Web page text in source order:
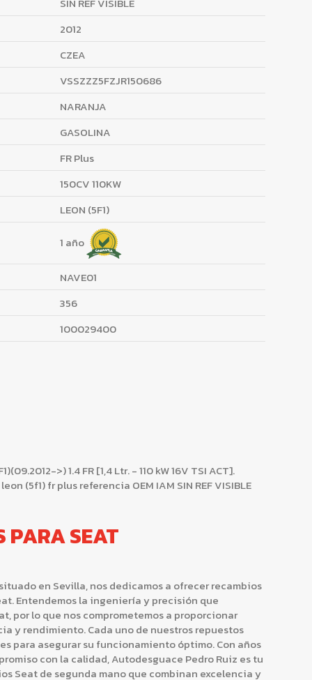
2012
CZEA
VSSZZZ5FZJR150686
NARANJA
GASOLINA
FR Plus
150CV 110KW
LEON (5F1)
1 año
NAVE01
356
100029400
>) 1.4 FR [1,4 Ltr. - 110 kW 16V TSI ACT].
(5f1) fr plus referencia OEM IAM SIN REF VISIBLE
PARA SEAT
en Sevilla, nos dedicamos a ofrecer recambios
Entendemos la ingeniería y precisión que
por lo que nos comprometemos a proporcionar
y rendimiento. Cada uno de nuestros repuestos
para asegurar su funcionamiento óptimo. Con años
con la calidad, Autodesguace Pedro Ruiz es tu
Seat de segunda mano que combinan excelencia y